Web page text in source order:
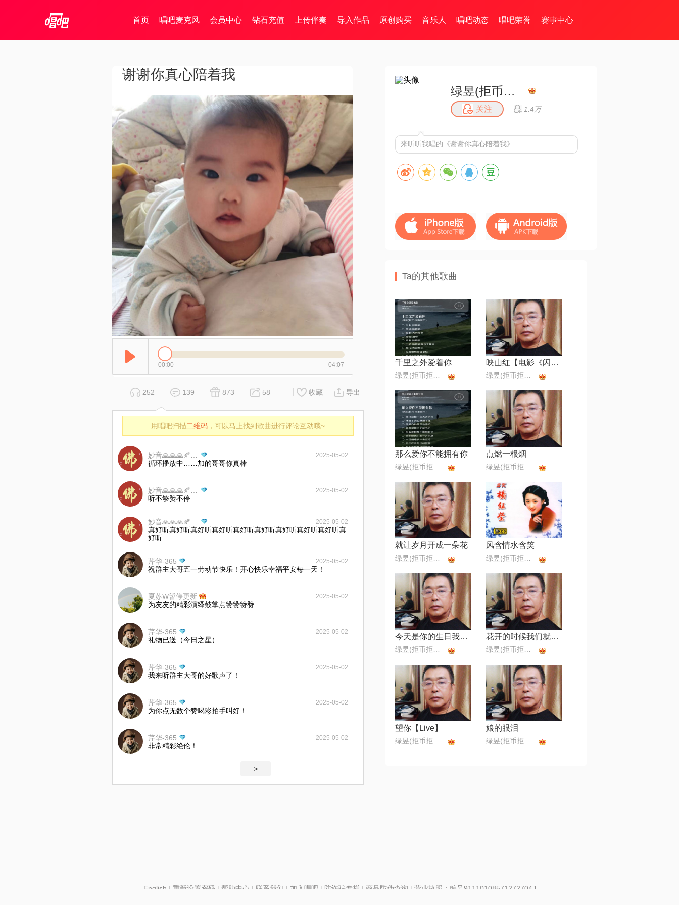
首页 唱吧麦克风 会员中心 钻石充值 上传伴奏 导入作品 原创购买 音乐人 唱吧动态 唱吧荣誉 赛事中心
谢谢你真心陪着我
00:00 04:07
252 139 873 58 收藏 导出
用唱吧扫描二维码 ，可以马上找到歌曲进行评论互动哦~
2025-05-02
循环播放中……加的哥哥你真棒
2025-05-02
听不够赞不停
2025-05-02
真好听真好听真好听真好听真好听真好听真好听真好听真好听真
好听
芹华-365 2025-05-02
祝群主大哥五一劳动节快乐！开心快乐幸福平安每一天！
夏苏W暂停更新 2025-05-02
为友友的精彩演绎鼓掌点赞赞赞赞
芹华-365 2025-05-02
礼物已送（今日之星）
芹华-365 2025-05-02
我来听群主大哥的好歌声了！
芹华-365 2025-05-02
为你点无数个赞喝彩拍手叫好！
芹华-365 2025-05-02
非常精彩绝伦！
>
绿昱(拒币拒币拒币)
关注 1.4万
来听听我唱的《谢谢你真心陪着我》
Ta的其他歌曲
千里之外爱着你 映山红【电影《闪闪的红星》插曲】
那么爱你不能拥有你 点燃一根烟
就让岁月开成一朵花 风含情水含笑
今天是你的生日我的祖国 花开的时候我们就相遇
望你【Live】 娘的眼泪
English | 重新设置密码| 帮助中心 | 联系我们 | 加入唱吧 | 防诈骗专栏 | 商品防伪查询 | 营业执照：编号91110108571272704J